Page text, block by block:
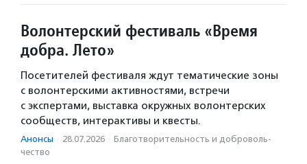
Волонтерский фестиваль «Время
добра. Лето»
Посетителей фестиваля ждут тематические зоны
с волонтерскими активностями, встречи
с экспертами, выставка окружных волонтерских
сообществ, интерактивы и квесты.
Анонсы · 28.07.2026 · Благотвори­тель­ность и доброволь­
чест­во